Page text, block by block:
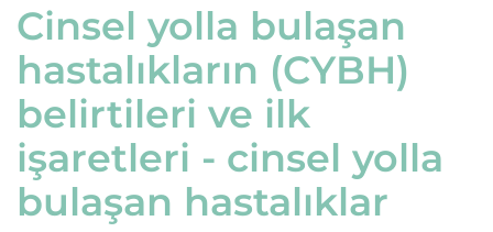
Cinsel yolla bulaşan
hastalıkların (CYBH)
belirtileri ve ilk
işaretleri - cinsel yolla
bulaşan hastalıklar